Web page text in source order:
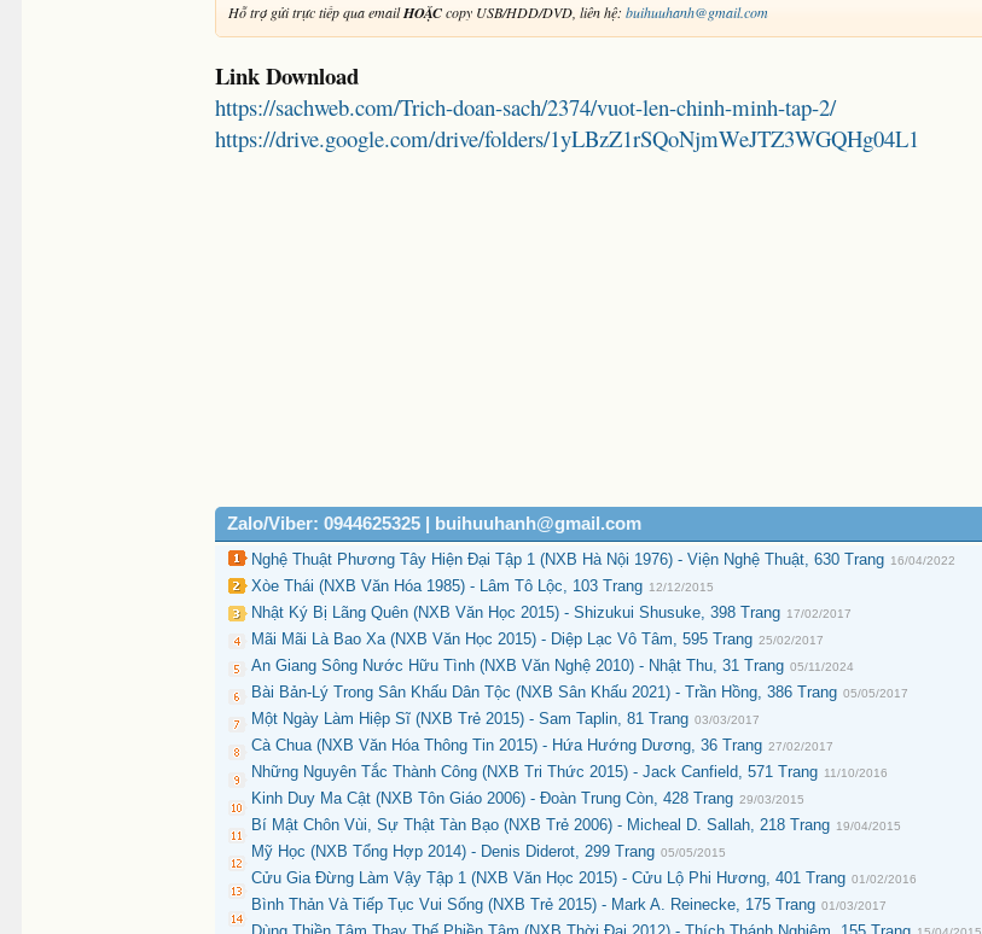
Hỗ trợ gửi trực tiếp qua emailHOẶCcopy USB/HDD/DVD, liên hệ:buihuuhanh@gmail.com
Link Download
https://sachweb.com/Trich-doan-sach/2374/vuot-len-chinh-minh-tap-2/
https://drive.google.com/drive/folders/1yLBzZ1rSQoNjmWeJTZ3WGQHg04L1
Zalo/Viber: 0944625325 | buihuuhanh@gmail.com
Nghệ Thuật Phương Tây Hiện Đại Tập 1 (NXB Hà Nội 1976) - Viện Nghệ Thuật, 630 Trang 16/04/2022
Xòe Thái (NXB Văn Hóa 1985) - Lâm Tô Lộc, 103 Trang 12/12/2015
Nhật Ký Bị Lãng Quên (NXB Văn Học 2015) - Shizukui Shusuke, 398 Trang 17/02/2017
Mãi Mãi Là Bao Xa (NXB Văn Học 2015) - Diệp Lạc Vô Tâm, 595 Trang 25/02/2017
An Giang Sông Nước Hữu Tình (NXB Văn Nghệ 2010) - Nhật Thu, 31 Trang 05/11/2024
Bài Bản-Lý Trong Sân Khấu Dân Tộc (NXB Sân Khấu 2021) - Trần Hồng, 386 Trang 05/05/2017
Một Ngày Làm Hiệp Sĩ (NXB Trẻ 2015) - Sam Taplin, 81 Trang 03/03/2017
Cà Chua (NXB Văn Hóa Thông Tin 2015) - Hứa Hướng Dương, 36 Trang 27/02/2017
Những Nguyên Tắc Thành Công (NXB Tri Thức 2015) - Jack Canfield, 571 Trang 11/10/2016
Kinh Duy Ma Cật (NXB Tôn Giáo 2006) - Đoàn Trung Còn, 428 Trang 29/03/2015
Bí Mật Chôn Vùi, Sự Thật Tàn Bạo (NXB Trẻ 2006) - Micheal D. Sallah, 218 Trang 19/04/2015
Mỹ Học (NXB Tổng Hợp 2014) - Denis Diderot, 299 Trang 05/05/2015
Cửu Gia Đừng Làm Vậy Tập 1 (NXB Văn Học 2015) - Cửu Lộ Phi Hương, 401 Trang 01/02/2016
Bình Thản Và Tiếp Tục Vui Sống (NXB Trẻ 2015) - Mark A. Reinecke, 175 Trang 01/03/2017